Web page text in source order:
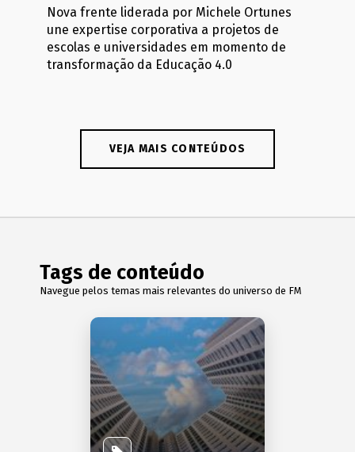
Nova frente liderada por Michele Ortunes
une expertise corporativa a projetos de
escolas e universidades em momento de
transformação da Educação 4.0
VEJA MAIS CONTEÚDOS
Tags de conteúdo
Navegue pelos temas mais relevantes do universo de FM